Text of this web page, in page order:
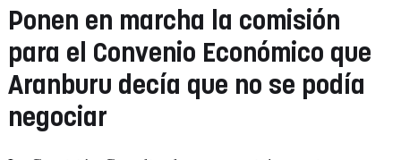
Ponen en marcha la comisión
para el Convenio Económico que
Aranburu decía que no se podía
negociar